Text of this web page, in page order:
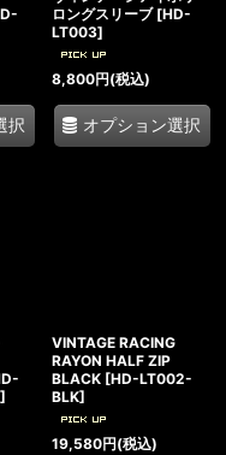
択
ロングスリーブ [HD-
LT003]
8,800円(税込)
オプション選択
]
VINTAGE RACING
RAYON HALF ZIP
BLACK [HD-LT002-
BLK]
19,580円(税込)